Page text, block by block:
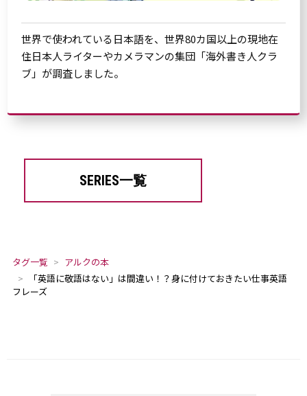
世界で使われている日本語を、世界80カ国以上の現地在
住日本人ライターやカメラマンの集団「海外書き人クラ
ブ」が調査しました。
SERIES一覧
タグ一覧
アルクの本
「英語に敬語はない」は間違い！？身に付けておきたい仕事英語
フレーズ